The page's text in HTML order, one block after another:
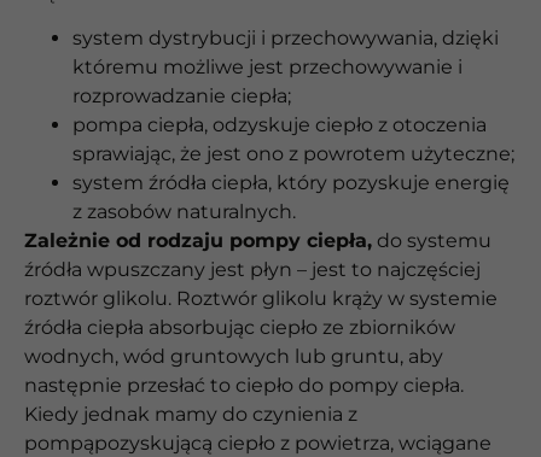
system dystrybucji i przechowywania, dzięki
któremu możliwe jest przechowywanie i
rozprowadzanie ciepła;
pompa ciepła, odzyskuje ciepło z otoczenia
sprawiając, że jest ono z powrotem użyteczne;
system źródła ciepła, który pozyskuje energię
z zasobów naturalnych.
Zależnie od rodzaju pompy ciepła, do systemu
źródła wpuszczany jest płyn – jest to najczęściej
roztwór glikolu. Roztwór glikolu krąży w systemie
źródła ciepła absorbując ciepło ze zbiorników
wodnych, wód gruntowych lub gruntu, aby
następnie przesłać to ciepło do pompy ciepła.
Kiedy jednak mamy do czynienia z
pompąpozyskującą ciepło z powietrza, wciągane